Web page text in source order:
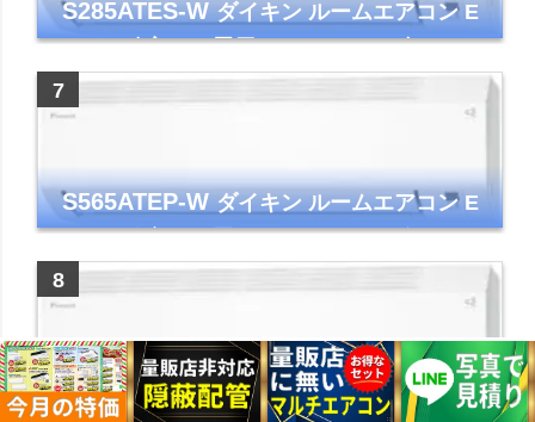
S285ATES-Wダイキン ルームエアコン E
シリーズ 主に10畳用 ホワイト 2025年モデル
コンパクトモデル ストリーマ
S565ATEP-Wダイキン ルームエアコン E
シリーズ 主に18畳用 ホワイト 2025年モデル
コンパクトモデル ストリーマ
S255ATES-Wダイキン ルームエアコン E